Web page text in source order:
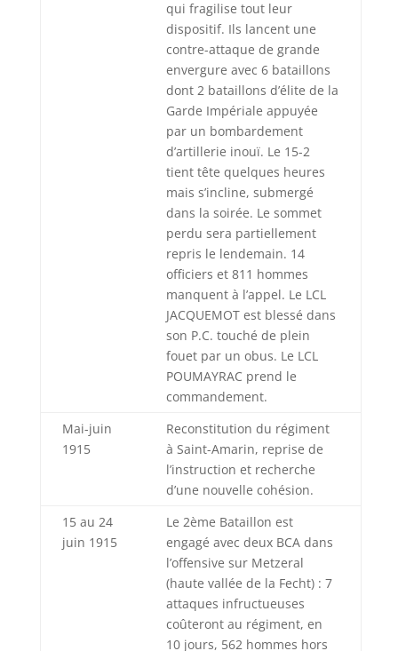
qui fragilise tout leur
dispositif. Ils lancent une
contre-attaque de grande
envergure avec 6 bataillons
dont 2 bataillons d’élite de la
Garde Impériale appuyée
par un bombardement
d’artillerie inouï. Le 15-2
tient tête quelques heures
mais s’incline, submergé
dans la soirée. Le sommet
perdu sera partiellement
repris le lendemain. 14
officiers et 811 hommes
manquent à l’appel. Le LCL
JACQUEMOT est blessé dans
son P.C. touché de plein
fouet par un obus. Le LCL
POUMAYRAC prend le
commandement.
Mai-juin
1915
Reconstitution du régiment
à Saint-Amarin, reprise de
l’instruction et recherche
d’une nouvelle cohésion.
15 au 24
juin 1915
Le 2ème Bataillon est
engagé avec deux BCA dans
l’offensive sur Metzeral
(haute vallée de la Fecht) : 7
attaques infructueuses
coûteront au régiment, en
10 jours, 562 hommes hors